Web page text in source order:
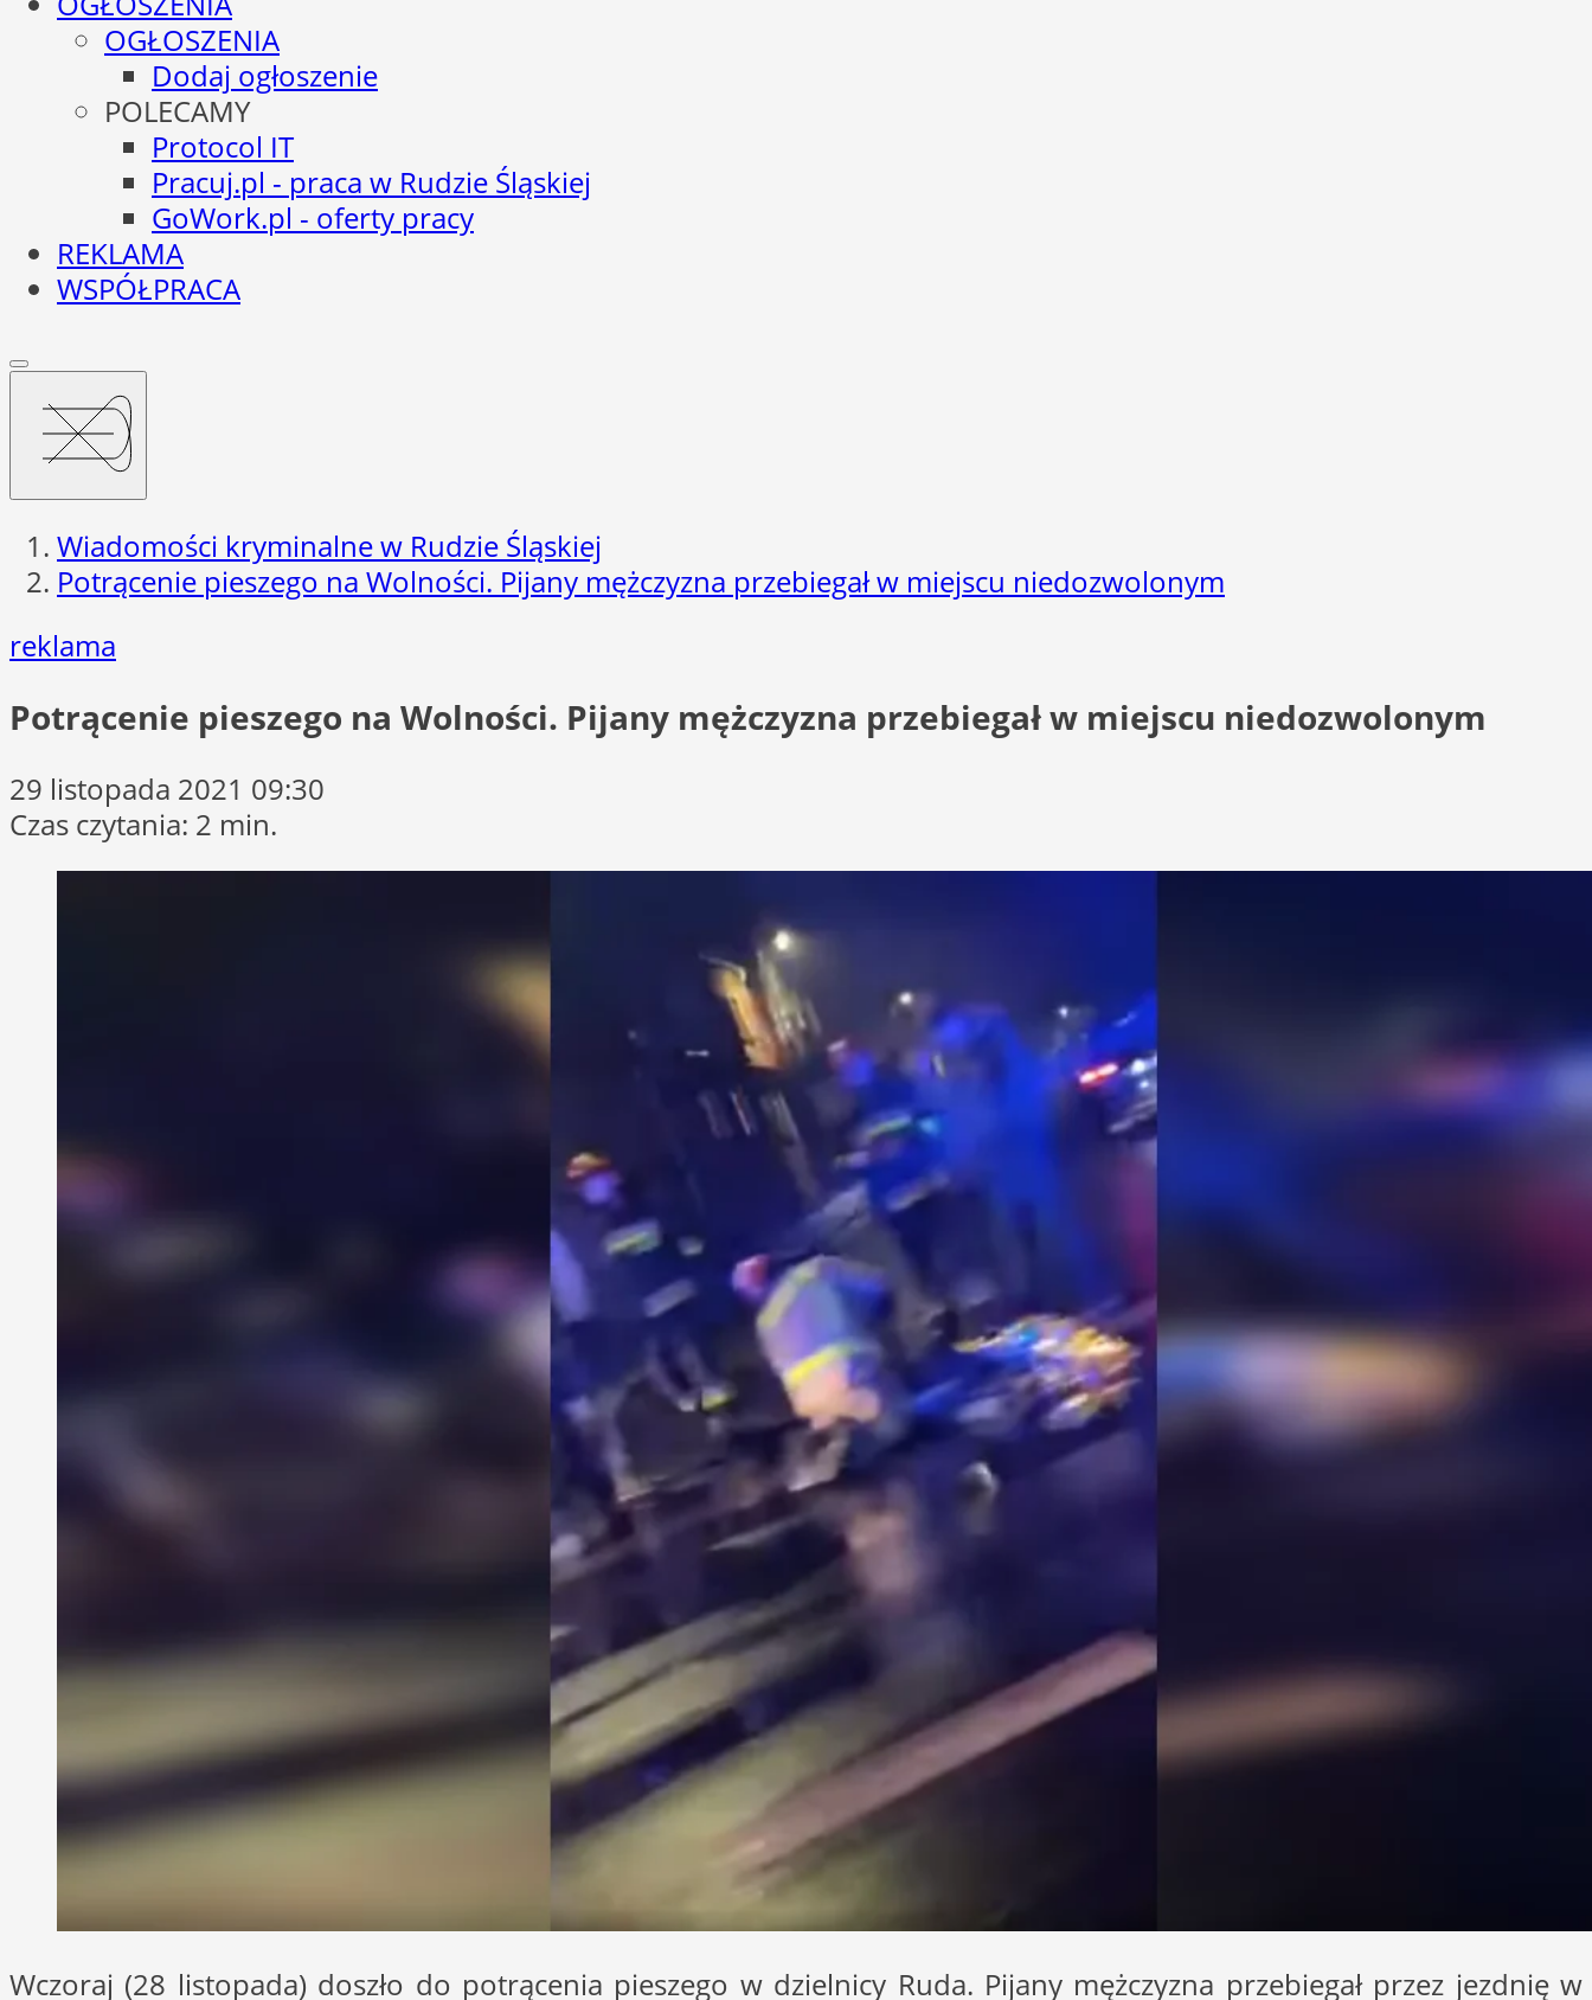
OGŁOSZENIA
Dodaj ogłoszenie
POLECAMY
Protocol IT
Pracuj.pl - praca w Rudzie Śląskiej
GoWork.pl - oferty pracy
REKLAMA
WSPÓŁPRACA
Wiadomości kryminalne w Rudzie Śląskiej
Potrącenie pieszego na Wolności. Pijany mężczyzna przebiegał w miejscu niedozwolonym
reklama
Potrącenie pieszego na Wolności. Pijany mężczyzna przebiegał w miejscu niedozwolonym
29 listopada 2021 09:30
Czas czytania: 2 min.
Wczoraj (28 listopada) doszło do potrącenia pieszego w dzielnicy Ruda. Pijany mężczyzna przebiegał przez jezdnię w